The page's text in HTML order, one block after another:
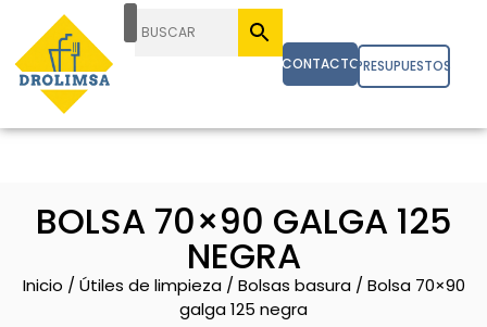
CONTACTOPRESUPUESTOS
BOLSA 70×90 GALGA 125
NEGRA
Inicio / Útiles de limpieza/ Bolsas basura/ Bolsa 70×90
galga 125 negra